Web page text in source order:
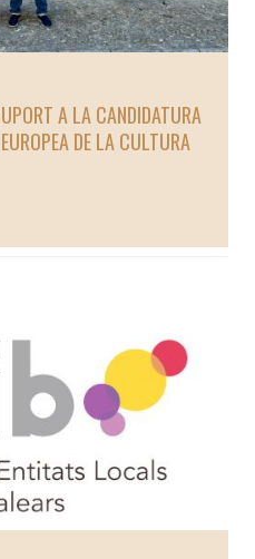
A LA CANDIDATURA
DE LA CULTURA